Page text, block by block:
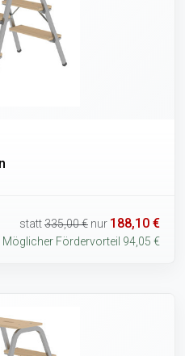
statt335,00 € nur 188,10 €
Möglicher Fördervorteil 94,05 €